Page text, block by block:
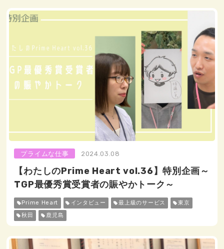
プライムな仕事 2024.03.08
【わたしのPrime Heart vol.36】特別企画～
TGP最優秀賞受賞者の賑やかトーク～
Prime Heart インタビュー 最上級のサービス
東京
秋田
鹿児島